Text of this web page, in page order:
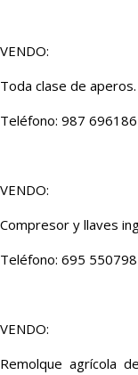
VENDO:
Toda clase de aperos.
Teléfono: 987
VENDO:
Compresor y llaves
Teléfono: 695 550798
VENDO:
Remolque agrícola